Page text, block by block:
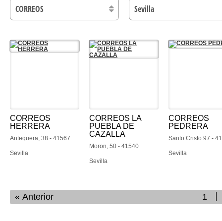
CORREOS
HERRERA
Antequera, 38 - 41567
Sevilla
CORREOS LA
PUEBLA DE
CAZALLA
Moron, 50 - 41540
Sevilla
CORREOS
PEDRERA
Santo Cristo 97 -
Sevilla
Anterior 1